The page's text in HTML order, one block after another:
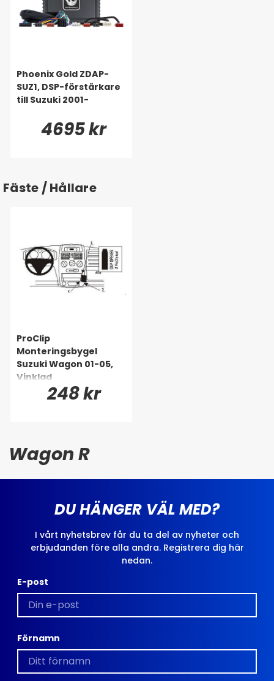
Phoenix Gold ZDAP-
SUZ1, DSP-förstärkare
till Suzuki 2001-
4695 kr
Fäste / Hållare
ProClip
Monteringsbygel
Suzuki Wagon 01-05,
Vinklad
248 kr
Wagon R
DU HÄNGER VÄL MED?
I vårt nyhetsbrev får du ta del av nyheter och
erbjudanden före alla andra. Registrera dig här
nedan.
E-post
Förnamn